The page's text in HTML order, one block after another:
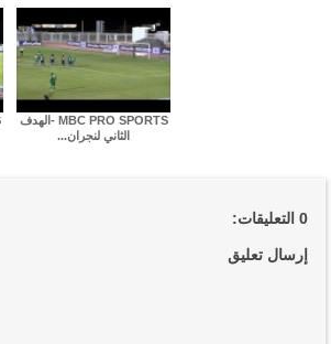
MBC PRO SPORTS -الهدف
الثاني لنجران...
0 التعليقات:
إرسال تعليق